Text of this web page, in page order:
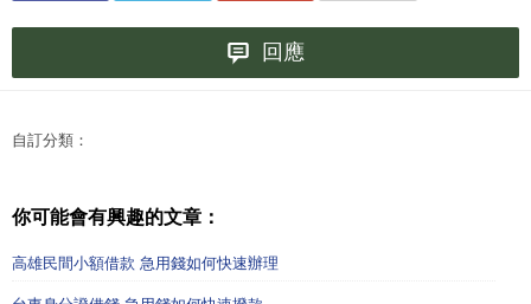
回應
自訂分類：
你可能會有興趣的文章：
高雄民間小額借款 急用錢如何快速辦理